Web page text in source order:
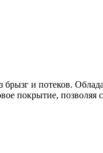
брызг и потеков.
покрытие,